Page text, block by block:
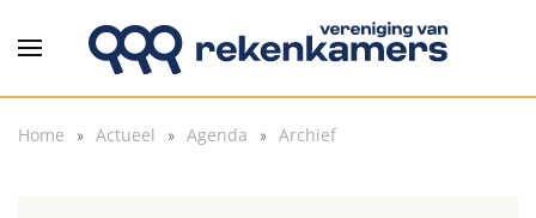
Overslaan en naar de inhoud gaan
Home Actueel Agenda Archief